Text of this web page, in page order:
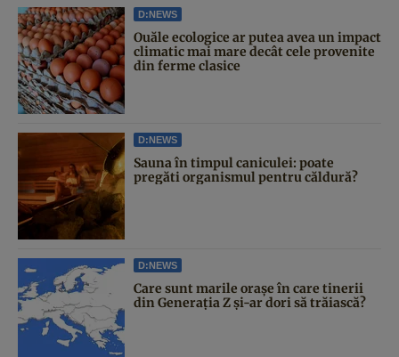
D:NEWS
Ouăle ecologice ar putea avea un impact
climatic mai mare decât cele provenite
din ferme clasice
D:NEWS
Sauna în timpul caniculei: poate
pregăti organismul pentru căldură?
D:NEWS
Care sunt marile orașe în care tinerii
din Generația Z și-ar dori să trăiască?